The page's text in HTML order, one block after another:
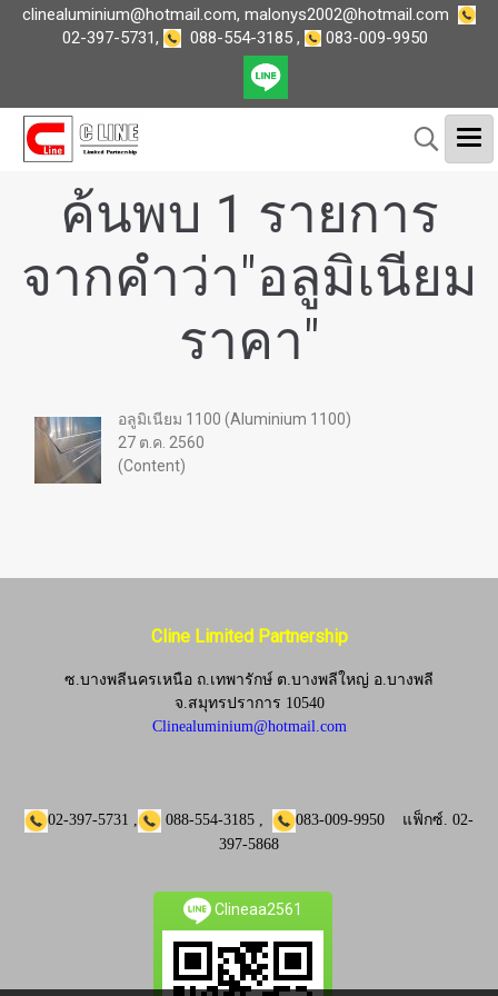
clinealuminium@hotmail.com, malonys2002@hotmail.com
02-397-5731, 088-554-3185, 083-009-9950
ค้นพบ 1 รายการ
จากคำว่า"อลูมิเนียม
ราคา"
อลูมิเนียม 1100 (Aluminium 1100)
27 ต.ค. 2560
(Content)
Cline Limited Partnership
ซ.บางพลีนครเหนือ ถ.เทพารักษ์ ต.บางพลีใหญ่ อ.บางพลี
จ.สมุทรปราการ 10540
Clinealuminium@hotmail.com
02-397-5731 , 088-554-3185 , 083-009-9950 แฟ็กซ์. 02-
397-5868
Clineaa2561